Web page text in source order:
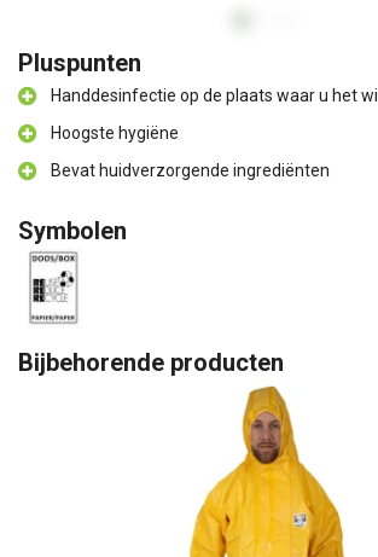
Pluspunten
Handdesinfectie op de plaats waar u het wil
Hoogste hygiëne
Bevat huidverzorgende ingrediënten
Symbolen
Bijbehorende producten